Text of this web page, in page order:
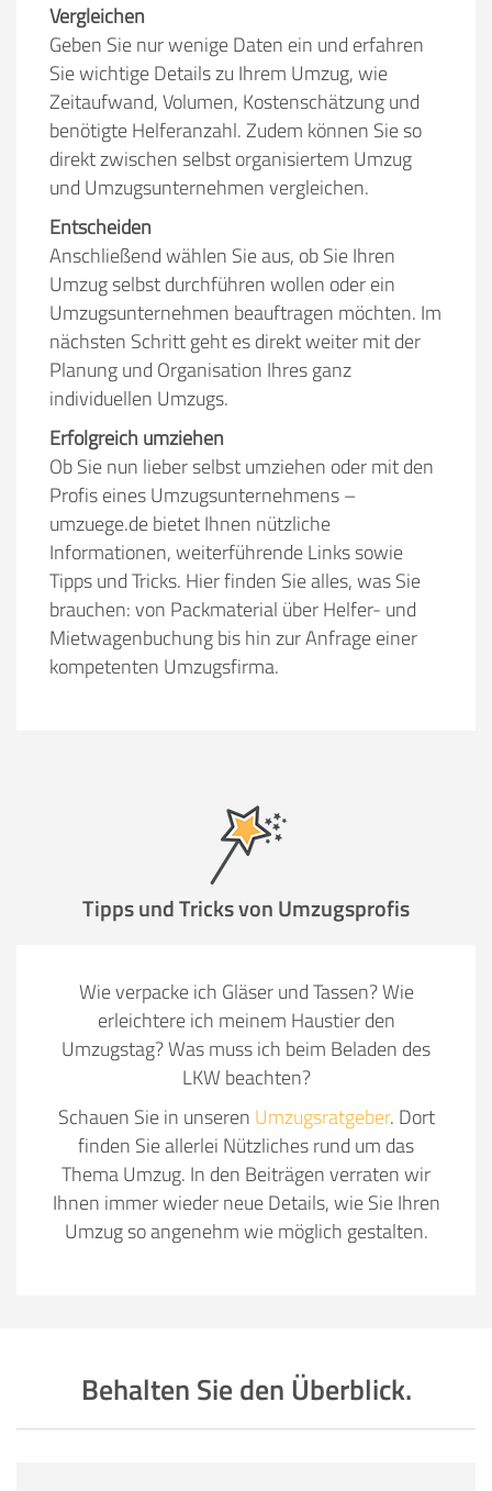
Vergleichen
Geben Sie nur wenige Daten ein und erfahren
Sie wichtige Details zu Ihrem Umzug, wie
Zeitaufwand, Volumen, Kostenschätzung und
benötigte Helferanzahl. Zudem können Sie so
direkt zwischen selbst organisiertem Umzug
und Umzugsunternehmen vergleichen.
Entscheiden
Anschließend wählen Sie aus, ob Sie Ihren
Umzug selbst durchführen wollen oder ein
Umzugsunternehmen beauftragen möchten. Im
nächsten Schritt geht es direkt weiter mit der
Planung und Organisation Ihres ganz
individuellen Umzugs.
Erfolgreich umziehen
Ob Sie nun lieber selbst umziehen oder mit den
Profis eines Umzugsunternehmens –
umzuege.de bietet Ihnen nützliche
Informationen, weiterführende Links sowie
Tipps und Tricks. Hier finden Sie alles, was Sie
brauchen: von Packmaterial über Helfer- und
Mietwagenbuchung bis hin zur Anfrage einer
kompetenten Umzugsfirma.
Tipps und Tricks von Umzugsprofis
Wie verpacke ich Gläser und Tassen? Wie
erleichtere ich meinem Haustier den
Umzugstag? Was muss ich beim Beladen des
LKW beachten?
Schauen Sie in unseren Umzugsratgeber. Dort
finden Sie allerlei Nützliches rund um das
Thema Umzug. In den Beiträgen verraten wir
Ihnen immer wieder neue Details, wie Sie Ihren
Umzug so angenehm wie möglich gestalten.
Behalten Sie den Überblick.